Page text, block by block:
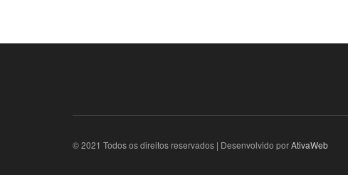
© 2021 Todos os direitos reservados | Desenvolvido porAtivaWeb